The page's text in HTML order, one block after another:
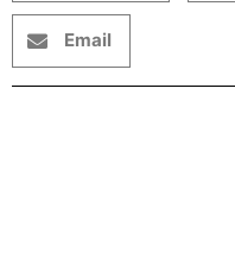
Email